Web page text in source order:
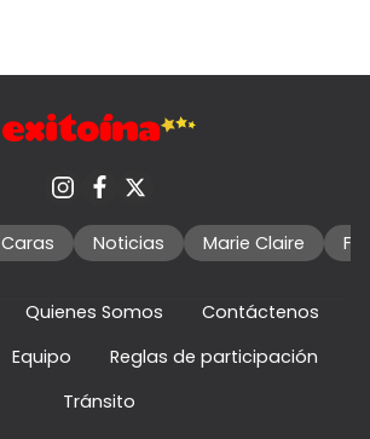
Caras Noticias Marie Claire
Quienes Somos
Contáctenos
Equipo
Reglas de participación
Tránsito